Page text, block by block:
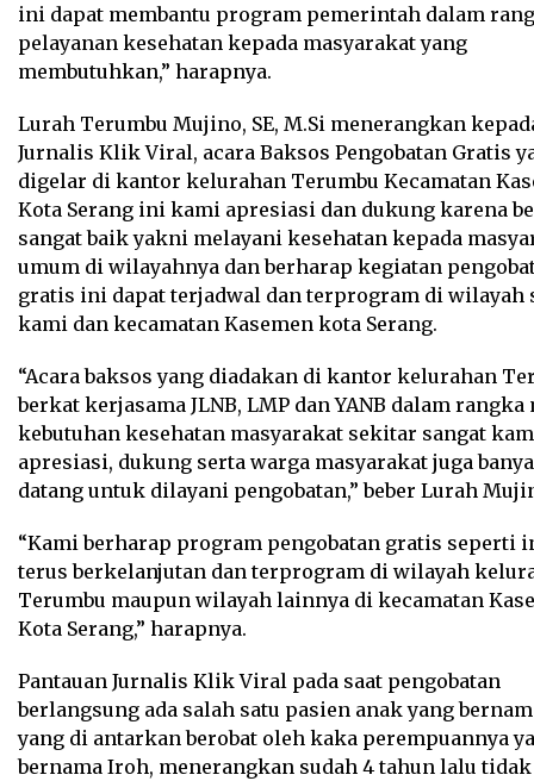
ini dapat membantu program pemerintah dalam
pelayanan kesehatan kepada masyarakat yang
membutuhkan,” harapnya.
Lurah Terumbu Mujino, SE, M.Si menerangkan
Jurnalis Klik Viral, acara Baksos Pengobatan Gratis
digelar di kantor kelurahan Terumbu Kecamatan
Kota Serang ini kami apresiasi dan dukung karena
sangat baik yakni melayani kesehatan kepada
umum di wilayahnya dan berharap kegiatan
gratis ini dapat terjadwal dan terprogram di wilayah
kami dan kecamatan Kasemen kota Serang.
“Acara baksos yang diadakan di kantor kelurahan
berkat kerjasama JLNB, LMP dan YANB dalam
kebutuhan kesehatan masyarakat sekitar sangat
apresiasi, dukung serta warga masyarakat juga
datang untuk dilayani pengobatan,” beber Lurah
“Kami berharap program pengobatan gratis seperti
terus berkelanjutan dan terprogram di wilayah
Terumbu maupun wilayah lainnya di kecamatan
Kota Serang,” harapnya.
Pantauan Jurnalis Klik Viral pada saat pengobatan
berlangsung ada salah satu pasien anak yang
yang di antarkan berobat oleh kaka perempuannya
bernama Iroh, menerangkan sudah 4 tahun lalu